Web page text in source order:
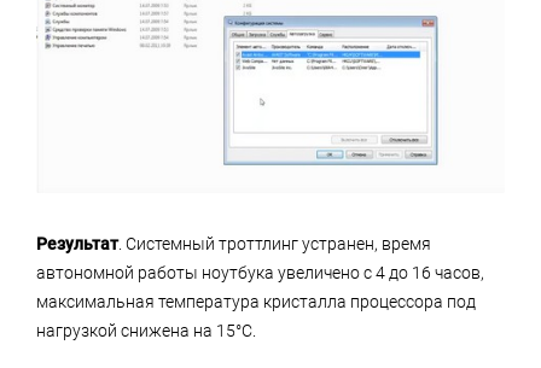
Результат. Системный троттлинг устранен, время
автономной работы ноутбука увеличено с 4 до 16 часов,
максимальная температура кристалла процессора под
нагрузкой снижена на 15°C.